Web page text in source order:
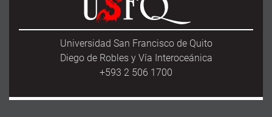
Universidad San Francisco de Quito
Diego de Robles y Vía Interoceánica
+593 2 506 1700